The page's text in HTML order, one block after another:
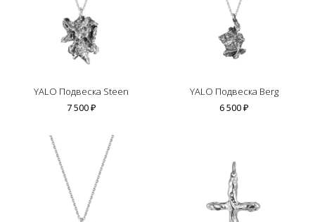
YALO Подвеска Steen
7 500 ₽
YALO Подвеска Berg
6 500 ₽